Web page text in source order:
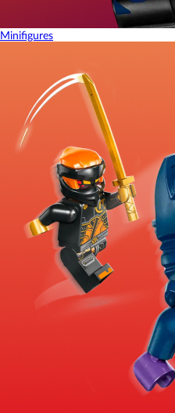
Minifigures